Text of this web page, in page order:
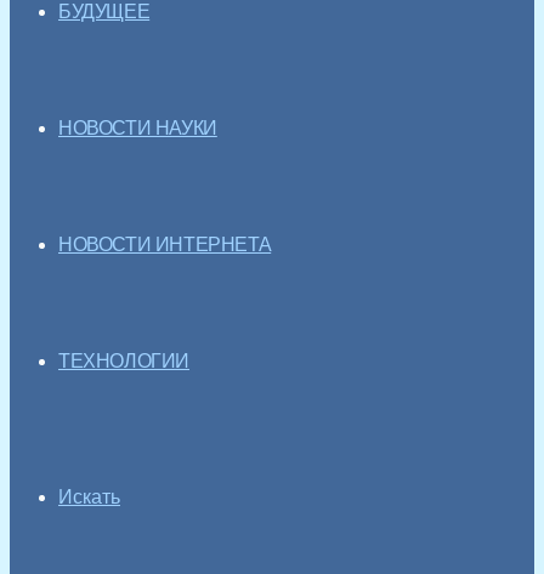
БУДУЩЕЕ
НОВОСТИ НАУКИ
НОВОСТИ ИНТЕРНЕТА
ТЕХНОЛОГИИ
Искать